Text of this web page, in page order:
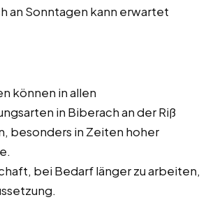
an Sonntagen kann erwartet
können in allen
in Biberach an der Riß
besonders in Zeiten hoher
bei Bedarf länger zu arbeiten,